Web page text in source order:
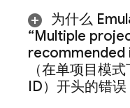
为什么
“Multiple
recommended
（在单项目模
ID）开头的错误